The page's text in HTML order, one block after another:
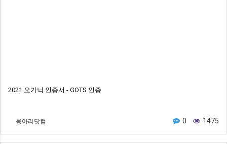
2021 오가닉 인증서 - GOTS 인증
옹아리닷컴 0 1475